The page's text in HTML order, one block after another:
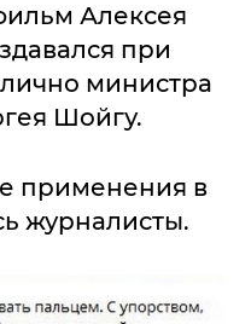
Алексея
при
министра
Шойгу.
применения в
журналисты.